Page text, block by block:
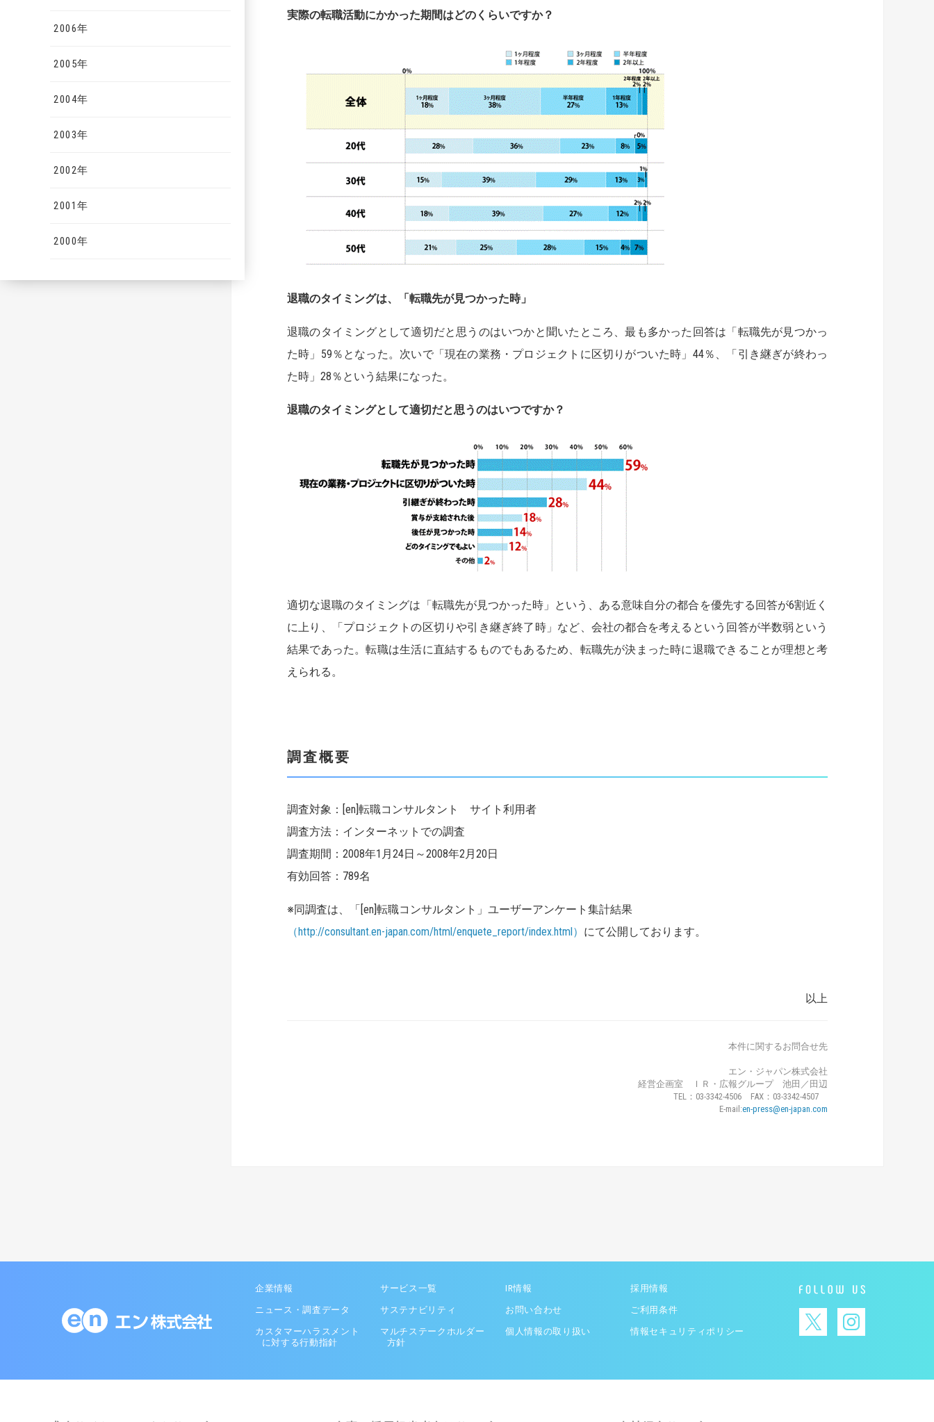
2006年
2005年
2004年
2003年
2002年
2001年
2000年
実際の転職活動にかかった期間はどのくらいですか？
退職のタイミングは、「転職先が見つかった時」
退職のタイミングとして適切だと思うのはいつかと聞いたところ、最も多かった回答は「転職先が見つかっ
た時」59％となった。次いで「現在の業務・プロジェクトに区切りがついた時」44％、「引き継ぎが終わっ
た時」28％という結果になった。
退職のタイミングとして適切だと思うのはいつですか？
適切な退職のタイミングは「転職先が見つかった時」という、ある意味自分の都合を優先する回答が6割近く
に上り、「プロジェクトの区切りや引き継ぎ終了時」など、会社の都合を考えるという回答が半数弱という
結果であった。転職は生活に直結するものでもあるため、転職先が決まった時に退職できることが理想と考
えられる。
調査概要
調査対象：[en]転職コンサルタント サイト利用者
調査方法：インターネットでの調査
調査期間：2008年1月24日～2008年2月20日
有効回答：789名
※同調査は、「[en]転職コンサルタント」ユーザーアンケート集計結果
（http://consultant.en-japan.com/html/enquete_report/index.html） にて公開しております。
以上
本件に関するお問合せ先
エン・ジャパン株式会社
経営企画室 ＩＲ・広報グループ 池田／田辺
TEL：03-3342-4506 FAX：03-3342-4507
E-mail:en-press@en-japan.com
企業情報 サービス一覧 IR情報 採用情報
ニュース・調査データ サステナビリティ お問い合わせ ご利用条件
カスタマーハラスメント
に対する行動指針
マルチステークホルダー
方針
個人情報の取り扱い 情報セキュリティポリシー